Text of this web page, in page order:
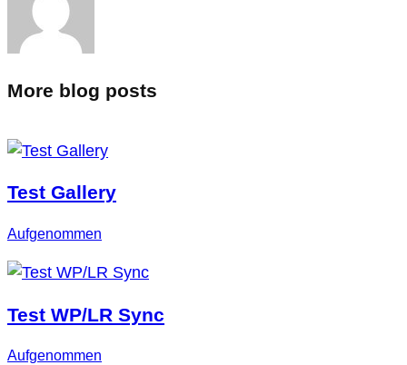
More blog posts
Test Gallery
Aufgenommen
Test WP/LR Sync
Aufgenommen